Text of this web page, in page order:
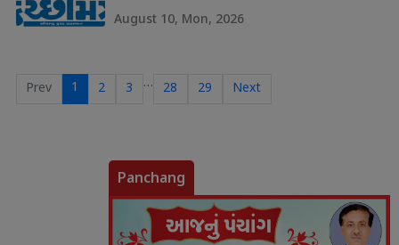
August 10, Mon, 2026
Prev 1 2 3 … 28 29 Next
Panchang